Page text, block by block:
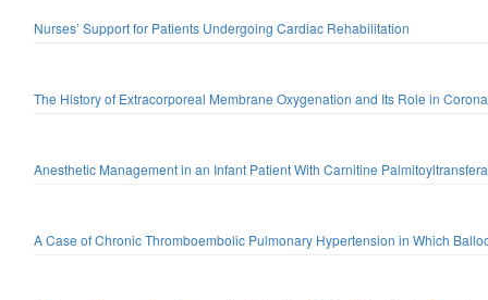
Nurses’ Support for Patients Undergoing Cardiac Rehabilitation
The History of Extracorporeal Membrane Oxygenation and Its Role in
Anesthetic Management in an Infant Patient With Carnitine
A Case of Chronic Thromboembolic Pulmonary Hypertension in Which